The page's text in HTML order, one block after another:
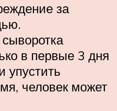
за
в первые 3 дня
упустить
человек может